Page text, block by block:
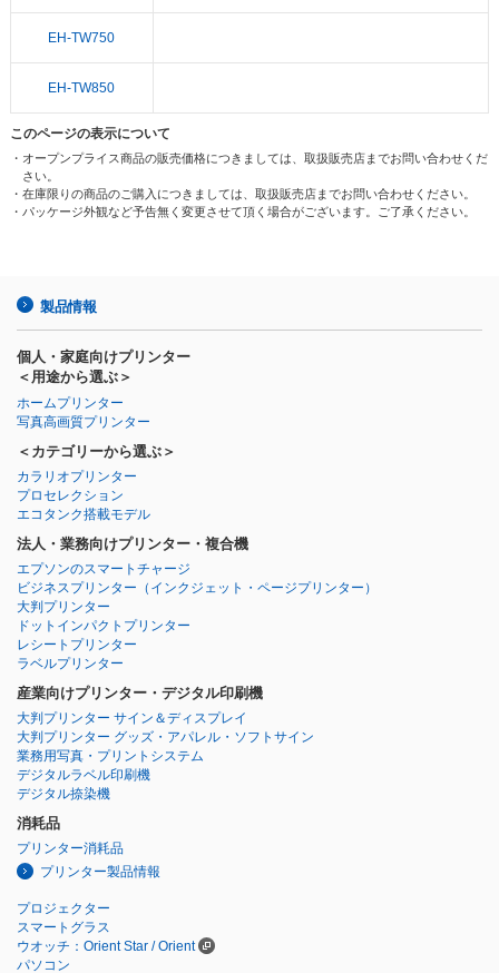
EH-TW750
EH-TW850
このページの表示について
・オープンプライス商品の販売価格につきましては、取扱販売店までお問い合わせくだ
さい。
・在庫限りの商品のご購入につきましては、取扱販売店までお問い合わせください。
・パッケージ外観など予告無く変更させて頂く場合がございます。ご了承ください。
製品情報
個人・家庭向けプリンター
＜用途から選ぶ＞
ホームプリンター
写真高画質プリンター
＜カテゴリーから選ぶ＞
カラリオプリンター
プロセレクション
エコタンク搭載モデル
法人・業務向けプリンター・複合機
エプソンのスマートチャージ
ビジネスプリンター （インクジェット・ページプリンター）
大判プリンター
ドットインパクトプリンター
レシートプリンター
ラベルプリンター
産業向けプリンター・デジタル印刷機
大判プリンター サイン＆ディスプレイ
大判プリンター グッズ・アパレル・ソフトサイン
業務用写真・プリントシステム
デジタルラベル印刷機
デジタル捺染機
消耗品
プリンター消耗品
プリンター製品情報
プロジェクター
スマートグラス
ウオッチ：Orient Star / Orient
パソコン